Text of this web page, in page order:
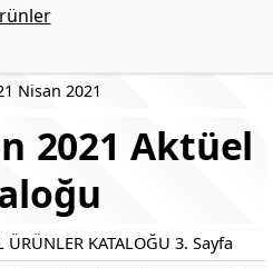
Nisan 2021
2021 Aktüel